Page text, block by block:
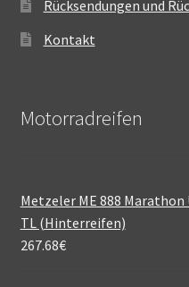
Rücksendungen und
Kontakt
Motorradreifen
Metzeler ME 888 Marathon
TL (Hinterreifen)
267.68€